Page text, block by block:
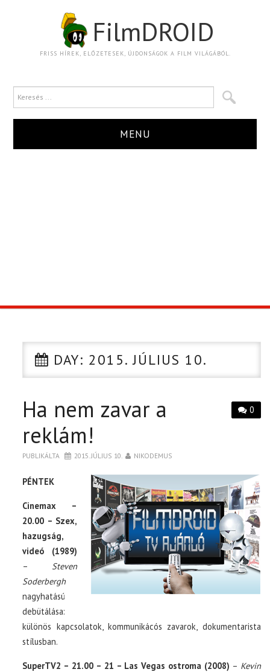
FilmDROID
FRISS HÍREK, ELŐZETESEK, ÚJDONSÁGOK A FILM VILÁGÁBÓL.
MENU
CIKK DAY: 2015. JÚLIUS 10.
0
Ha nem zavar a
reklám!
PUBLIKÁLTA 2015. JÚLIUS 10. NIKODEMUS
PÉNTEK
Cinemax –
20.00 – Szex,
hazugság,
videó (1989)
– Steven
Soderbergh
nagyhatású
debütálása:
különös kapcsolatok, kommunikácós zavarok, dokumentarista
stílusban.
SuperTV2 – 21.00 – 21 – Las Vegas ostroma (2008) – Kevin